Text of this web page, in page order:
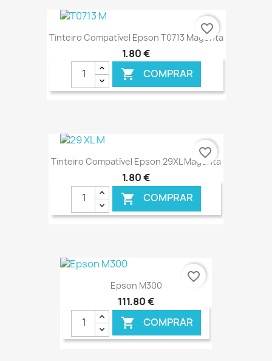
Tinteiro Compatível Epson T0713 Magenta
1,80 €
 COMPRAR
€ ONLINE
favorite_border
Tinteiro Compatível Epson 29XL Magenta
1,80 €
 COMPRAR
€ ONLINE
favorite_border
Epson M300
111,80 €
 COMPRAR
favorite_border